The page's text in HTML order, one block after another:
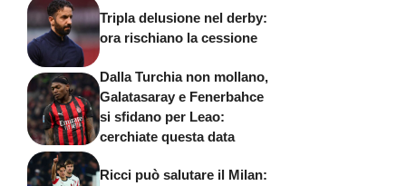
Tripla delusione nel derby:
ora rischiano la cessione
Dalla Turchia non mollano,
Galatasaray e Fenerbahce
si sfidano per Leao:
cerchiate questa data
Ricci può salutare il Milan: